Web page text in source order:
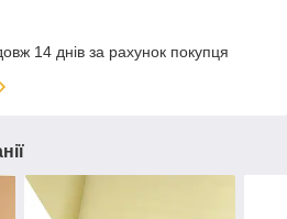
14 днів за рахунок покупця